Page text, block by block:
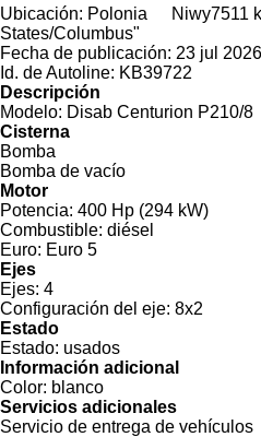
Ubicación: Polonia Niwy7511
States/Columbus"
Fecha de publicación: 23 jul 2026
Id. de Autoline: KB39722
Descripción
Modelo: Disab Centurion P210/8
Cisterna
Bomba
Bomba de vacío
Motor
Potencia: 400 Hp (294 kW)
Combustible: diésel
Euro: Euro 5
Ejes
Ejes: 4
Configuración del eje: 8x2
Estado
Estado: usados
Información adicional
Color: blanco
Servicios adicionales
Servicio de entrega de vehículos